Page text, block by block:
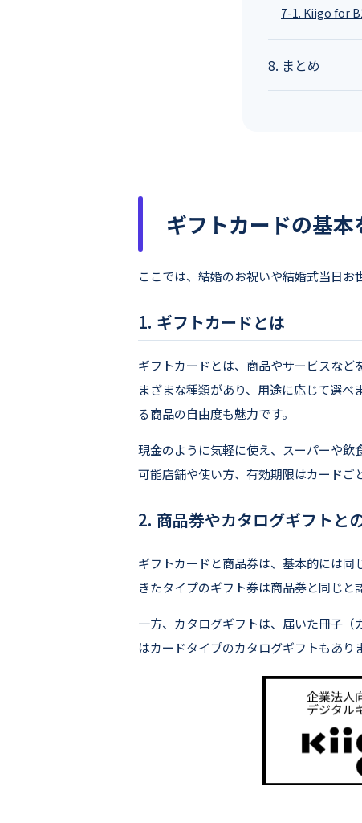
7-1. Kiigo for
8. まとめ
ギフトカードの基本
ここでは、結婚のお祝いや結婚式当日お
ギフトカードとは
ギフトカードとは、商品やサービスな
まざまな種類があり、用途に応じて選
る商品の自由度も魅力です。
現金のように気軽に使え、スーパーや飲
可能店舗や使い方、有効期限はカードご
商品券やカタログギフトと
ギフトカードと商品券は、基本的には
きたタイプのギフト券は商品券と同じと
一方、カタログギフトは、届いた冊子
はカードタイプのカタログギフトもあり